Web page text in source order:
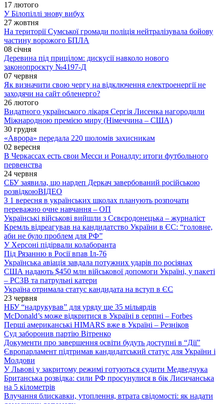
17 лютого
У Білопіллі знову вибух
27 жовтня
На території Сумської громади поліція нейтралізувала бойову
частину ворожого БПЛА
08 січня
Деревина під прицілом: дискусії навколо нового
законопроєкту №4197-Д
07 червня
Як визначити свою чергу на відключення електроенергії не
заходячи на сайт обленерго?
26 лютого
Видатного українського лікаря Сергія Лисенка нагородили
Міжнародною премією миру (Німеччина – США)
30 грудня
«Аврора» передала 220 шоломів захисникам
02 вересня
В Черкассах есть свои Месси и Роналду: итоги футбольного
первенства
24 червня
СБУ заявила, що нардеп Деркач завербований російською
розвідкоюВІДЕО
З 1 вересня в українських школах планують розпочати
переважно очне навчання – ОП
Українські військові вийшли з Сєвєродонецька – журналіст
Кремль відреагував на кандидатство України в ЄС: “головне,
аби не було проблем для РФ”
У Херсоні підірвали колаборанта
Під Рязанню в Росії впав Іл-76
Українська авіація завдала потужних ударів по росіянах
США надають $450 млн військової допомоги Україні, у пакеті
– РСЗВ та патрульні катери
Україна отримала статус кандидата на вступ в ЄС
23 червня
НБУ “надрукував” для уряду ще 35 мільярдів
McDonald’s може відкритися в Україні в серпні – Forbes
Перші американські HIMARS вже в Україні – Резніков
Суд заборонив партію Вітренко
Документи про завершення освіти будуть доступні в “Дії”
Європарламент підтримав кандидатський статус для України і
Молдови
У Львові у закритому режимі готуються судити Медведчука
Британська розвідка: сили РФ просунулися в бік Лисичанська
на 5 кілометрів
Влучання блискавки, утоплення, втрата свідомості: як надати